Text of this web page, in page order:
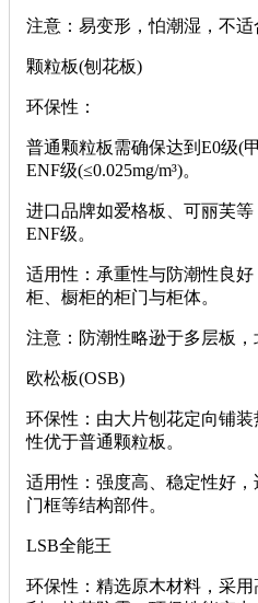
注意‌：易变形，怕潮湿，不适
‌颗粒板(刨花板)‌
‌环保性‌：
普通颗粒板需确保达到‌E0级(
ENF级(≤0.025mg/m³)‌。
进口品牌如爱格板、可丽芙
ENF级。
适用性‌：承重性与防潮性良
柜、橱柜的柜门与柜体。
注意‌：防潮性略逊于多层板，
‌欧松板(OSB)‌
环保性‌：由大片刨花定向铺
性优于普通颗粒板。
适用性‌：强度高、稳定性好，
门框等结构部件。
‌LSB全能王‌
环保性‌：精选原木材料，采